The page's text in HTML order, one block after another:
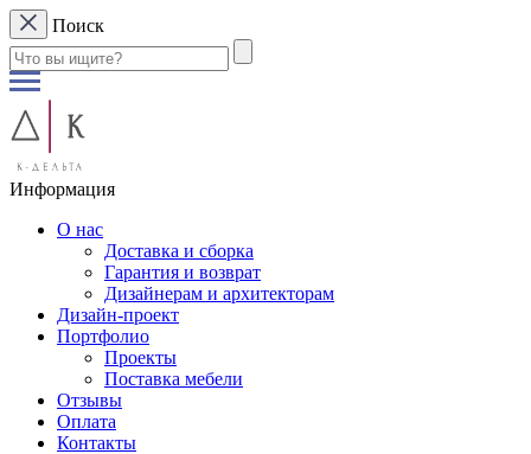
Поиск
Информация
О нас
Доставка и сборка
Гарантия и возврат
Дизайнерам и архитекторам
Дизайн-проект
Портфолио
Проекты
Поставка мебели
Отзывы
Оплата
Контакты